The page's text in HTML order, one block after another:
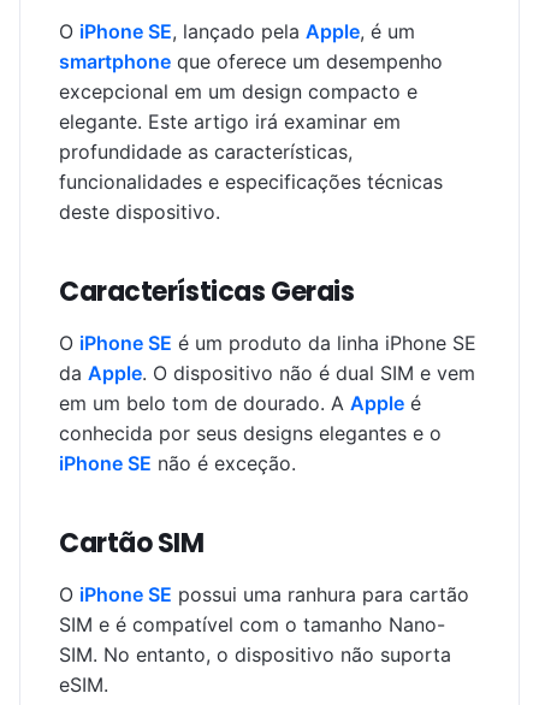
O iPhone SE, lançado pela Apple, é um
smartphone que oferece um desempenho
excepcional em um design compacto e
elegante. Este artigo irá examinar em
profundidade as características,
funcionalidades e especificações técnicas
deste dispositivo.
Características Gerais
O iPhone SE é um produto da linha iPhone SE
da Apple. O dispositivo não é dual SIM e vem
em um belo tom de dourado. A Apple é
conhecida por seus designs elegantes e o
iPhone SE não é exceção.
Cartão SIM
O iPhone SE possui uma ranhura para cartão
SIM e é compatível com o tamanho Nano-
SIM. No entanto, o dispositivo não suporta
eSIM.